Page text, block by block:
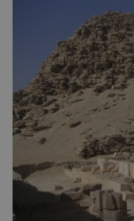
pojmenování
jeho života je
miliony lety.
svými velkými
[…]